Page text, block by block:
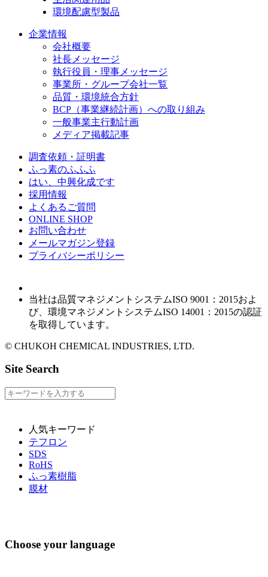
環境配慮型製品
企業情報
会社概要
社長メッセージ
執行役員・理事メッセージ
事業所・グループ会社一覧
品質・環境統合方針
BCP（事業継続計画）への取り組み
一般事業主行動計画
メディア掲載記事
調査依頼・証明書
ふっ素のふふふ
はい、中興化成です
採用情報
よくあるご質問
ONLINE SHOP
お問い合わせ
メールマガジン登録
プライバシーポリシー
当社は品質マネジメントシステムISO 9001：2015およ
び、環境マネジメントシステムISO 14001：2015の認証
を取得しています。
© CHUKOH CHEMICAL INDUSTRIES, LTD.
Site Search
人気キーワード
テフロン
SDS
RoHS
ふっ素樹脂
膜材
Choose your language